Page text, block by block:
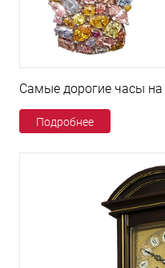
Самые дорогие часы на
Подробнее